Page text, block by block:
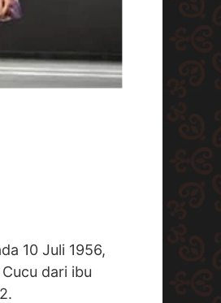
10 Juli 1956,
dari ibu